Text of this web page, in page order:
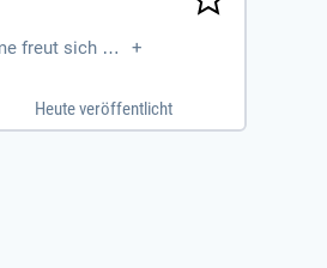
freut sich Her +
Heute veröffentlicht